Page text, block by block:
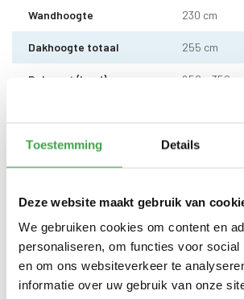
Toestemming Details
Deze website maakt gebruik van
We gebruiken cookies om content en
personaliseren, om functies voor social
en om ons websiteverkeer te
informatie over uw gebruik van onze
Wandhoogte 230 cm
Dakhoogte totaal 255 cm
Dakmaat (b x d) 650 x 350 cm
Douglas
Wandbekleding
buitenzijde
Dakhout 18 mm OSB
Dakbedekking
EPDM uit 1
kit, dak
tot aan
garantie